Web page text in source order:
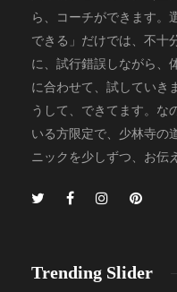
ら、コーチができます。
できる」だけでは、不十
に、試行錯誤しながら、
に合わせて、試していき
うして、できてます。な
いる方限定で、少林寺の
ニックを少しずつ、お伝
Trending Slider